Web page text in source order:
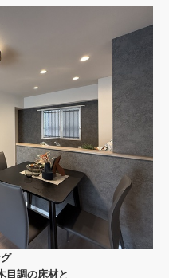
目調の床材と